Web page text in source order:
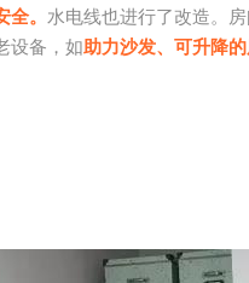
。 水电线也进行了改造。
设备，如助力沙发、可升降